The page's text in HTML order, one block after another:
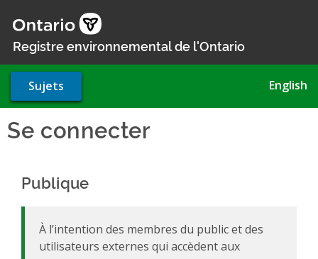
au
contenu
Registre environnemental de l'Ontario
Sujets English
Se connecter
Publique
À l’intention des membres du public et des
utilisateurs externes qui accèdent aux